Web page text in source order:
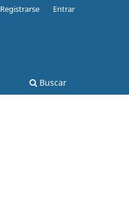
Buscar
Registrarse Entrar